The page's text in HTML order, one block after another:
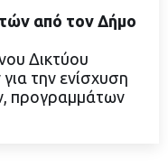
από τον Δήμο
Δικτύου
την ενίσχυση
προγραμμάτων